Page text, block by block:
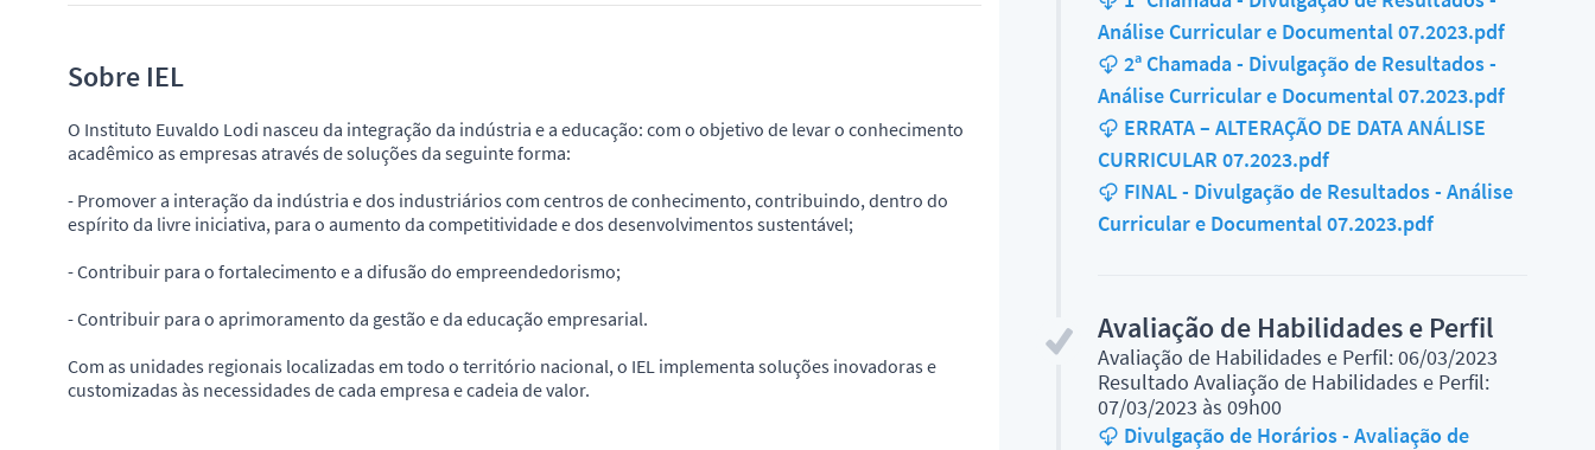
Sobre IEL
O Instituto Euvaldo Lodi nasceu da integração da indústria e a educação: com o objetivo de levar o conhecimento
acadêmico as empresas através de soluções da seguinte forma:
- Promover a interação da indústria e dos industriários com centros de conhecimento, contribuindo, dentro do
espírito da livre iniciativa, para o aumento da competitividade e dos desenvolvimentos sustentável;
- Contribuir para o fortalecimento e a difusão do empreendedorismo;
- Contribuir para o aprimoramento da gestão e da educação empresarial.
Com as unidades regionais localizadas em todo o território nacional, o IEL implementa soluções inovadoras e
customizadas às necessidades de cada empresa e cadeia de valor.
Análise Curricular e Documental 07.2023.pdf
2ª Chamada - Divulgação de Resultados -
Análise Curricular e Documental 07.2023.pdf
ERRATA – ALTERAÇÃO DE DATA ANÁLISE
CURRICULAR 07.2023.pdf
FINAL - Divulgação de Resultados - Análise
Curricular e Documental 07.2023.pdf
Avaliação de Habilidades e Perfil
Avaliação de Habilidades e Perfil: 06/03/2023
Resultado Avaliação de Habilidades e Perfil:
07/03/2023 às 09h00
Divulgação de Horários - Avaliação de